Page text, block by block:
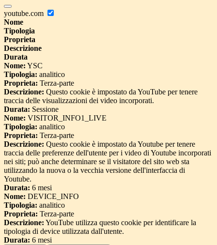
youtube.com
Nome
Tipologia
Proprieta
Descrizione
Durata
Nome: YSC
Tipologia: analitico
Proprieta: Terza-parte
Descrizione: Questo cookie è impostato da YouTube per tenere
traccia delle visualizzazioni dei video incorporati.
Durata: Sessione
Nome: VISITOR_INFO1_LIVE
Tipologia: analitico
Proprieta: Terza-parte
Descrizione: Questo cookie è impostato da Youtube per tenere
traccia delle preferenze dell'utente per i video di Youtube incorporati
nei siti; può anche determinare se il visitatore del sito web sta
utilizzando la nuova o la vecchia versione dell'interfaccia di
Youtube.
Durata: 6 mesi
Nome: DEVICE_INFO
Tipologia: analitico
Proprieta: Terza-parte
Descrizione: YouTube utilizza questo cookie per identificare la
tipologia di device utilizzata dall'utente.
Durata: 6 mesi